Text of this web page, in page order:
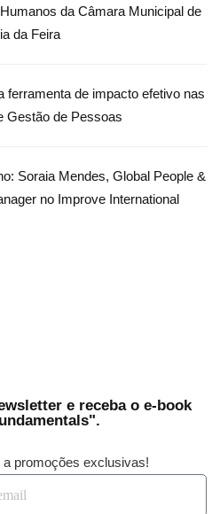
da Câmara Municipal de
da Feira
ferramenta de impacto efetivo nas
Gestão de Pessoas
Soraia Mendes, Global People &
no Improve International
e receba o e-book
a promoções exclusivas!